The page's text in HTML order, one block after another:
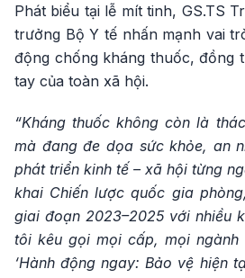
Phát biểu tại lễ mít tinh, GS.TS
trưởng Bộ Y tế nhấn mạnh vai
động chống kháng thuốc, đồng
tay của toàn xã hội.
“Kháng thuốc không còn là
mà đang đe dọa sức khỏe, an
phát triển kinh tế – xã hội từng
khai Chiến lược quốc gia
giai đoạn 2023–2025 với nhiều
tôi kêu gọi mọi cấp, mọi
‘Hành động ngay: Bảo vệ hiện